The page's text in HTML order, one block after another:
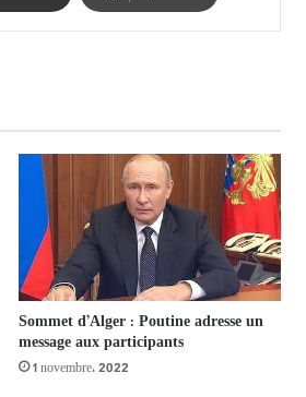
Sommet d’Alger : Poutine adresse un
message aux participants
1 novembre، 2022